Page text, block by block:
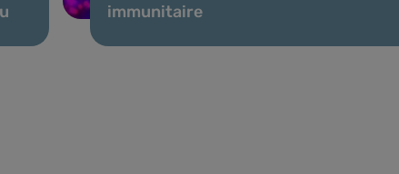
immunitaire